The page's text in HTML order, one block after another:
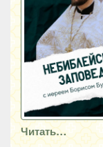
Читать…